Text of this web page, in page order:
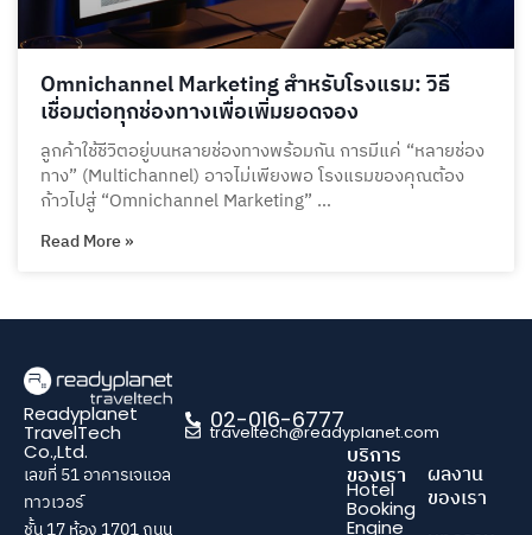
Omnichannel Marketing สำหรับโรงแรม: วิธี
เชื่อมต่อทุกช่องทางเพื่อเพิ่มยอดจอง
ลูกค้าใช้ชีวิตอยู่บนหลายช่องทางพร้อมกัน การมีแค่ “หลายช่อง
ทาง” (Multichannel) อาจไม่เพียงพอ โรงแรมของคุณต้อง
ก้าวไปสู่ “Omnichannel Marketing” …
Read More »
Readyplanet
TravelTech
Co.,Ltd.
เลขที่ 51 อาคารเจแอล
ทาวเวอร์
ชั้น 17 ห้อง 1701 ถนน
02-016-6777
traveltech@readyplanet.com
บริการ
ของเรา
Hotel
Booking
Engine
ผลงาน
ของเรา